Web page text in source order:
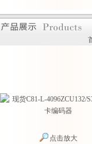
点击放大